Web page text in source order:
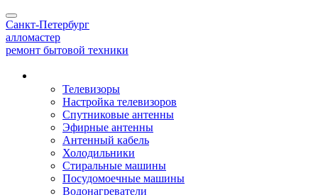
Toggle
navigation
Санкт-Петербург
алломастер
ремонт бытовой техники
Телевизоры
Настройка телевизоров
Спутниковые антенны
Эфирные антенны
Антенный кабель
Холодильники
Стиральные машины
Посудомоечные машины
Водонагреватели